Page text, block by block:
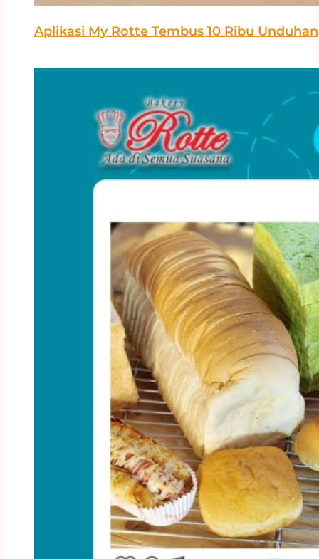
Aplikasi My Rotte Tembus 10 Ribu